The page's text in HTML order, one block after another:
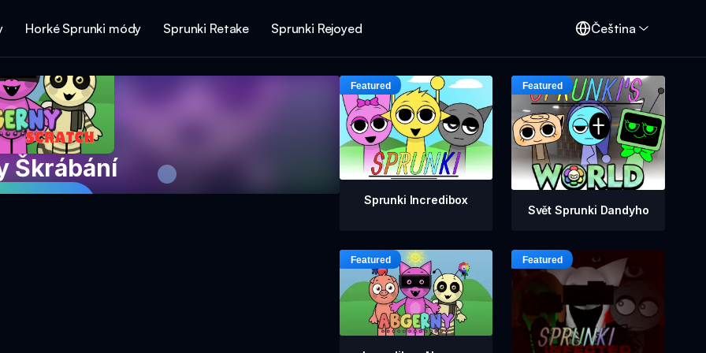
Horké Sprunki módy Sprunki Retake Sprunki Rejoyed Čeština
Škrábání
Sprunki Incredibox
Svět Sprunki Dandyho